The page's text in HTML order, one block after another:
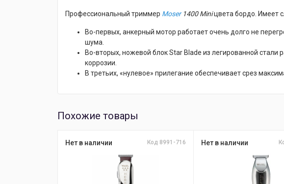
Профессиональный триммер Moser1400 Miniцвета бордо. Имеет
Во-первых, анкерный мотор работает очень долго не
шума.
Во-вторых, ножевой блок Star Blade из легированной стали
коррозии.
В третьих, «нулевое» прилегание обеспечивает срез
Похожие товары
Нет в наличии Код 8991-716 Нет в наличии